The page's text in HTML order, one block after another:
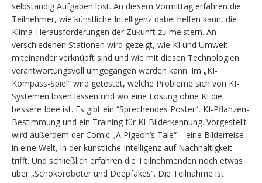
selbständig Aufgaben löst. An diesem Vormittag erfahren die
Teilnehmer, wie künstliche Intelligenz dabei helfen kann, die
Klima-Herausforderungen der Zukunft zu meistern. An
verschiedenen Stationen wird gezeigt, wie KI und Umwelt
miteinander verknüpft sind und wie mit diesen Technologien
verantwortungsvoll umgegangen werden kann. Im „KI-
Kompass-Spiel“ wird getestet, welche Probleme sich von KI-
Systemen lösen lassen und wo eine Lösung ohne KI die
bessere Idee ist. Es gibt ein “Sprechendes Poster“, KI-Pflanzen-
Bestimmung und ein Training für KI-Bilderkennung. Vorgestellt
wird außerdem der Comic „A Pigeon’s Tale“ – eine Bilderreise
in eine Welt, in der künstliche Intelligenz auf Nachhaltigkeit
trifft. Und schließlich erfahren die Teilnehmenden noch etwas
über „Schokoroboter und Deepfakes“. Die Teilnahme ist